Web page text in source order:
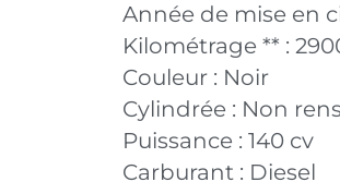
Année de mise en
Kilométrage ** :
Couleur : Noir
Cylindrée : Non
Puissance : 140 cv
Carburant : Diesel